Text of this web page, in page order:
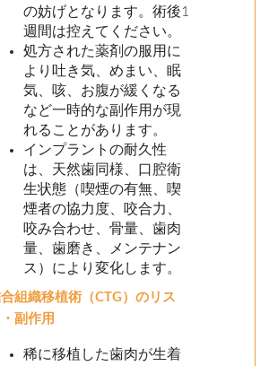
の妨げとなります。術後1
週間は控えてください。
処方された薬剤の服用に
より吐き気、めまい、眠
気、咳、お腹が緩くなる
など一時的な副作用が現
れることがあります。
インプラントの耐久性
は、天然歯同様、口腔衛
生状態（喫煙の有無、喫
煙者の協力度、咬合力、
咬み合わせ、骨量、歯肉
量、歯磨き、メンテナン
ス）により変化します。
組織移植術（CTG）のリス
副作用
稀に移植した歯肉が生着